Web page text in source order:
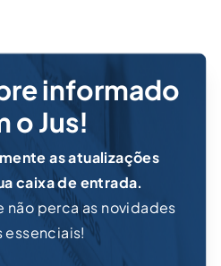
informado
o Jus!
as atualizações
caixa de entrada.
não perca as novidades
essenciais!